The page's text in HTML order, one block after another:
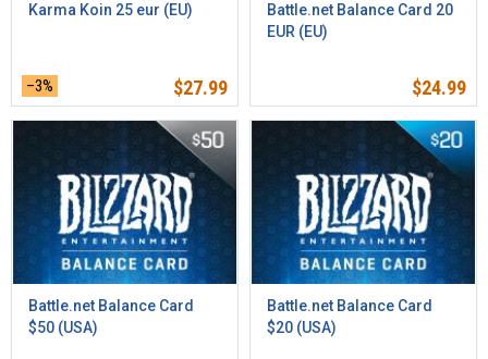
Karma Koin 25 eur (EU)
–3% $27.99
Battle.net Balance Card 20
EUR (EU)
$24.99
Battle.net Balance Card
$50 (USA)
Battle.net Balance Card
$20 (USA)